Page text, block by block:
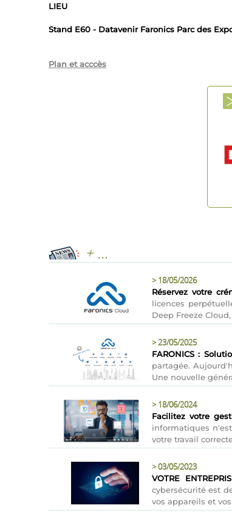
LIEU
Stand E60 - Datavenir Faronics Parc des
Plan et acccès
+ ...
> 18/05/2026
Réservez votre
licences
Deep Freeze
>23/05/2025
FARONICS :
partagée.
Une nouvelle
> 18/06/2024
Facilitez votre
informatiques
votre travail
>03/05/2023
VOTRE
cybersécurité est
vos appareils et